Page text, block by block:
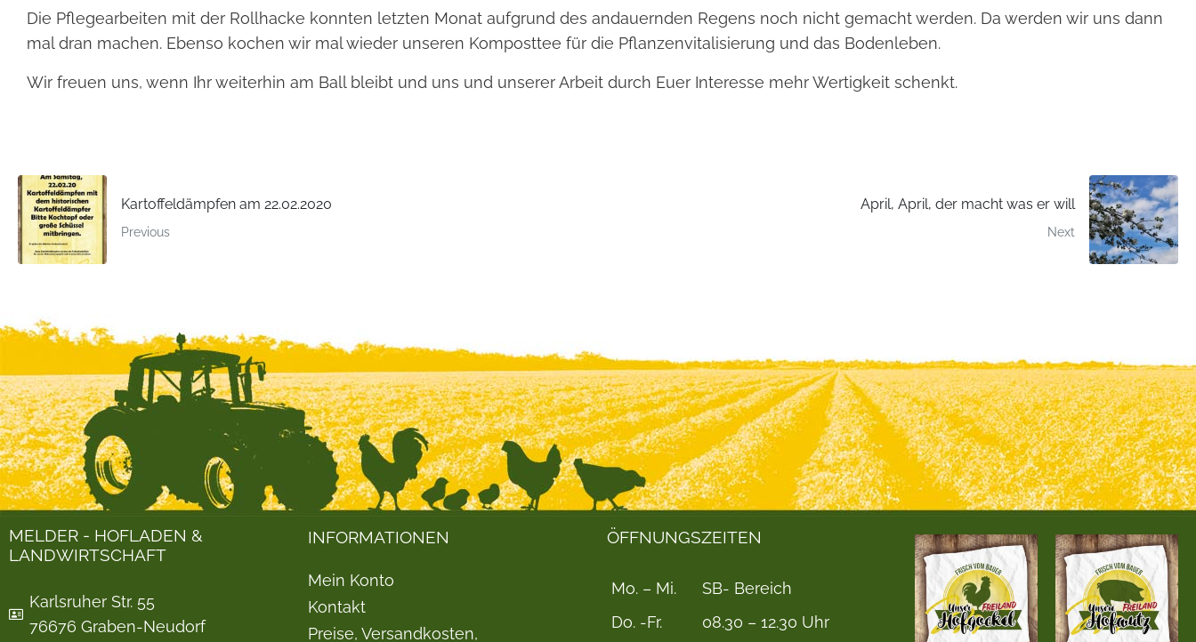
Die Pflegearbeiten mit der Rollhacke konnten letzten Monat aufgrund des andauernden Regens noch nicht gemacht werden. Da werden wir uns dann
mal dran machen. Ebenso kochen wir mal wieder unseren Komposttee für die Pflanzenvitalisierung und das Bodenleben.
Wir freuen uns, wenn Ihr weiterhin am Ball bleibt und uns und unserer Arbeit durch Euer Interesse mehr Wertigkeit schenkt.
Kartoffeldämpfen am 22.02.2020
Previous
April, April, der macht was er will
Next
MELDER - HOFLADEN &
LANDWIRTSCHAFT
Karlsruher Str. 55
76676 Graben-Neudorf
INFORMATIONEN
Mein Konto
Kontakt
Preise, Versandkosten,
ÖFFNUNGSZEITEN
Mo. – Mi.
SB- Bereich
Do. -Fr.
08.30 – 12.30 Uhr